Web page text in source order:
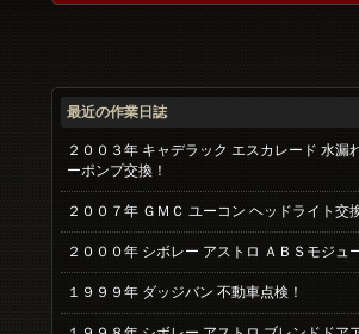
最近の作業日誌
２００３年 キャデラック エスカレード 水漏
ーポンプ交換！
２００７年 ＧＭＣ ユーコン ヘッドライト交
２０００年 シボレー アストロ ＡＢＳモジュ
１９９９年 ダッジバン 不動車点検！